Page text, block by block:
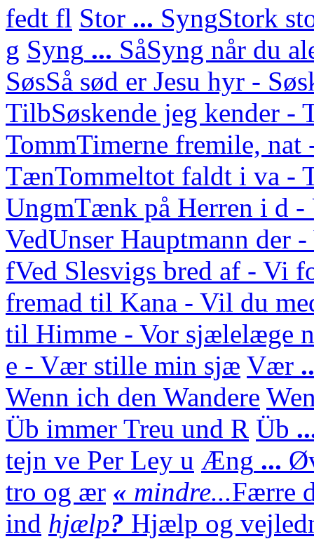
fedt fl Stor ... SyngStork
g Syng ... SåSyng når du
SøsSå sød er Jesu hyr -
TilbSøskende jeg kender -
TommTimerne fremile,
TænTommeltot faldt i va -
UngmTænk på Herren i d -
VedUnser Hauptmann der
fVed Slesvigs bred af - Vi
fremad til Kana - Vil du
til Himme - Vor sjælelæge
e - Vær stille min sjæ Vær
Wenn ich den Wandere
Üb immer Treu und R Üb
tejn ve Per Ley u Æng ...
tro og ær « mindre...Færre
ind hjælp? Hjælp og